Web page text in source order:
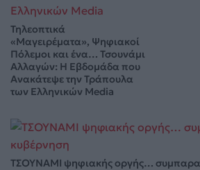
Τηλεοπτικά
«Μαγειρέματα», Ψηφιακοί
Πόλεμοι και ένα… Τσουνάμι
Αλλαγών: Η Εβδομάδα που
Ανακάτεψε την Τράπουλα
των Ελληνικών Media
ΤΣΟΥΝΑΜΙ ψηφιακής οργής…